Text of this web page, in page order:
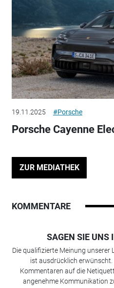
19.11.2025 #Porsche
Porsche Cayenne
ZUR MEDIATHEK
KOMMENTARE
SAGEN SIE UNS
Die qualifizierte Meinung unserer
ist ausdrücklich erwünscht.
Kommentaren auf die
angenehme Kommunikation